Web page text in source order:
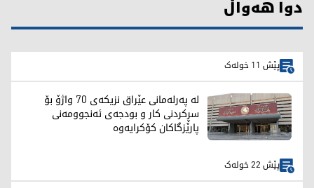
دوا هەواڵ
پێش 11 خولەک
لە پەرلەمانی عێراق نزیکەی 70 واژۆ بۆ
سڕکردنی کار و بودجەی ئەنجوومەنی
پارێزگاکان کۆکرایەوە
پێش 22 خولەک